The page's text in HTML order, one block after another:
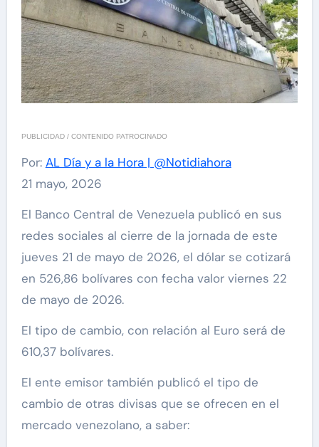
PUBLICIDAD / CONTENIDO PATROCINADO
Por: AL Día y a la Hora | @Notidiahora
21 mayo, 2026
El Banco Central de Venezuela publicó en sus
redes sociales al cierre de la jornada de este
jueves 21 de mayo de 2026, el dólar se cotizará
en 526,86 bolívares con fecha valor viernes 22
de mayo de 2026.
El tipo de cambio, con relación al Euro será de
610,37 bolívares.
El ente emisor también publicó el tipo de
cambio de otras divisas que se ofrecen en el
mercado venezolano, a saber: